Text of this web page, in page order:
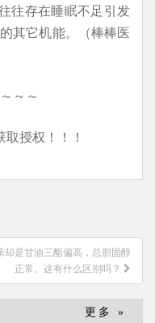
往存在睡眠不足引发
其它机能。（棒棒医
～～
取授权！！！
是甘油三酯偏高，总胆固醇
正常。这有什么区别吗？
更多 »